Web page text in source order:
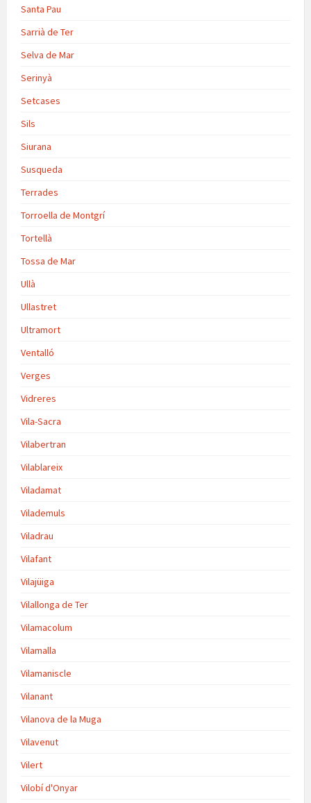
Santa Pau
Sarrià de Ter
Selva de Mar
Serinyà
Setcases
Sils
Siurana
Susqueda
Terrades
Torroella de Montgrí
Tortellà
Tossa de Mar
Ullà
Ullastret
Ultramort
Ventalló
Verges
Vidreres
Vila-Sacra
Vilabertran
Vilablareix
Viladamat
Vilademuls
Viladrau
Vilafant
Vilajüiga
Vilallonga de Ter
Vilamacolum
Vilamalla
Vilamaniscle
Vilanant
Vilanova de la Muga
Vilavenut
Vilert
Vilobí d'Onyar